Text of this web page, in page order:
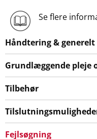
Se flere
Håndtering & generelt
Grundlæggende pleje
Tilbehør
Fejlsøgning